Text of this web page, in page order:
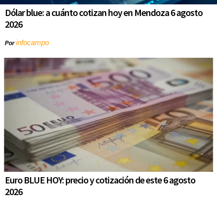
Dólar blue: a cuánto cotizan hoy en Mendoza 6 agosto
2026
Porinfocampo
Euro BLUE HOY: precio y cotización de este 6 agosto
2026